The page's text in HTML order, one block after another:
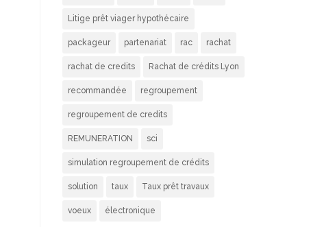
Litige prêt viager hypothécaire
packageur partenariat rac rachat
rachat de credits Rachat de crédits Lyon
recommandée regroupement
regroupement de credits
REMUNERATION sci
simulation regroupement de crédits
solution taux Taux prêt travaux
voeux électronique